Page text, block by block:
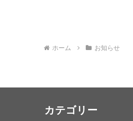
ホーム お知らせ
カテゴリー